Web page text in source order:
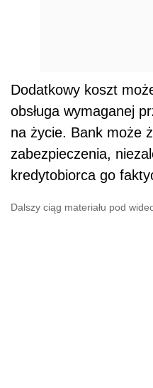
Dodatkowy koszt
obsługa wymaganej
na życie. Bank może
zabezpieczenia,
kredytobiorca go
Dalszy ciąg materiału pod